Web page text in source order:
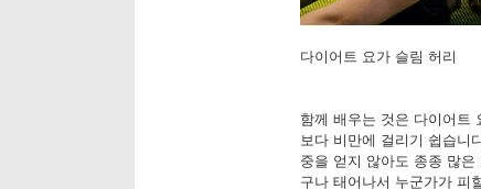
다이어트 요가 슬림 허리
함께 배우는 것은 다이어트
보다 비만에 걸리기 쉽습니
중을 얻지 않아도 종종 많
구나 태어나서 누군가가 피